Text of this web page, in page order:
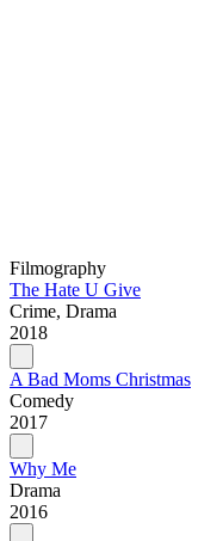
Filmography
The Hate U Give
Crime, Drama
2018
A Bad Moms Christmas
Comedy
2017
Why Me
Drama
2016